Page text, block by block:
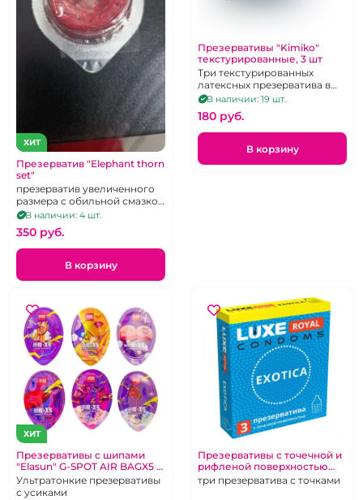
ХИТ
Презерватив "Elephant thorn
set"
презерватив увеличенного
размера с обильной смазкой
и дополнительным
рельефом для стимуляции
В наличии: 4 шт.
350 pуб.
В корзину
Презервативы "Kimiko"
текстурированные, 3 шт
Три текстурированных
латексных презерватива в
силиконовой смазке с
накопителем
В наличии: 19 шт.
180 pуб.
В корзину
ХИТ
Презервативы с шипами
"Elasun" G-SPOT AIR BAGX5 в
кейсе 1 шт
Ультратонкие презервативы
с усиками
Презервативы с точечной и
рифленой поверхностью
"Luxe" Royal Exotica
три презерватива с точками